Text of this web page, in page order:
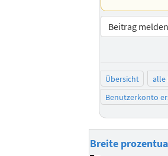
Beitrag melden
Übersicht alle
Benutzerkonto
Breite